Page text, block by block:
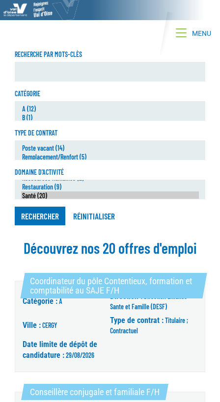
Toggle
MENU
RECHERCHE PAR MOTS-CLÈS
CATÉGORIE
TYPE DE CONTRAT
DOMAINE D'ACTIVITÉ
RECHERCHER RÉINITIALISER
Découvrez nos 20 offres d'emploi
Coordinateur du pôle Contentieux, formation et
comptabilité au SAJE F/H
Catégorie :A
Direction :
Sante et Famille (DESF)
Ville :CERGY
Type de contrat :Titulaire ;
Contractuel
Date limite de dépôt de
candidature :29/08/2026
Conseillère conjugale et familiale F/H (Nouvelle